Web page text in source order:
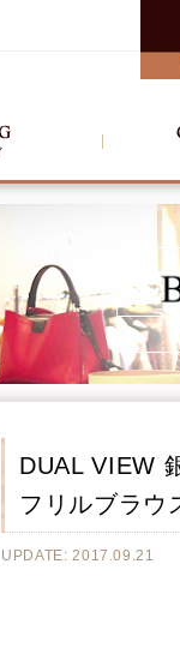
DUAL VIEW
フリルブラウ
UPDATE: 2017.09.21